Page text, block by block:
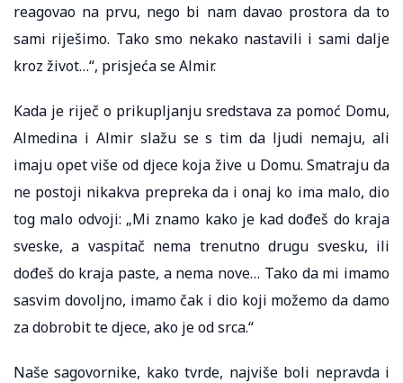
reagovao na prvu, nego bi nam davao prostora da to
sami riješimo. Tako smo nekako nastavili i sami dalje
kroz život…“, prisjeća se Almir.
Kada je riječ o prikupljanju sredstava za pomoć Domu,
Almedina i Almir slažu se s tim da ljudi nemaju, ali
imaju opet više od djece koja žive u Domu. Smatraju da
ne postoji nikakva prepreka da i onaj ko ima malo, dio
tog malo odvoji: „Mi znamo kako je kad dođeš do kraja
sveske, a vaspitač nema trenutno drugu svesku, ili
dođeš do kraja paste, a nema nove… Tako da mi imamo
sasvim dovoljno, imamo čak i dio koji možemo da damo
za dobrobit te djece, ako je od srca.“
Naše sagovornike, kako tvrde, najviše boli nepravda i